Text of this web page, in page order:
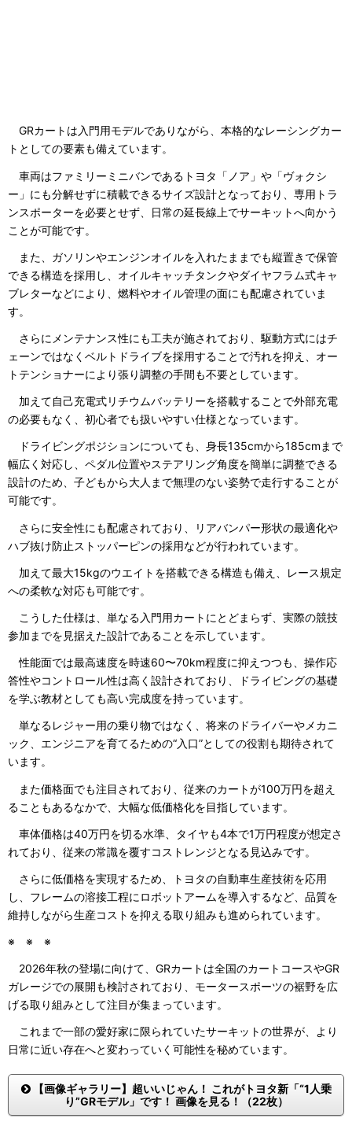
GRカートは入門用モデルでありながら、本格的なレーシングカー
トとしての要素も備えています。
車両はファミリーミニバンであるトヨタ「ノア」や「ヴォクシ
ー」にも分解せずに積載できるサイズ設計となっており、専用トラ
ンスポーターを必要とせず、日常の延長線上でサーキットへ向かう
ことが可能です。
また、ガソリンやエンジンオイルを入れたままでも縦置きで保管
できる構造を採用し、オイルキャッチタンクやダイヤフラム式キャ
ブレターなどにより、燃料やオイル管理の面にも配慮されていま
す。
さらにメンテナンス性にも工夫が施されており、駆動方式にはチ
ェーンではなくベルトドライブを採用することで汚れを抑え、オー
トテンショナーにより張り調整の手間も不要としています。
加えて自己充電式リチウムバッテリーを搭載することで外部充電
の必要もなく、初心者でも扱いやすい仕様となっています。
ドライビングポジションについても、身長135cmから185cmまで
幅広く対応し、ペダル位置やステアリング角度を簡単に調整できる
設計のため、子どもから大人まで無理のない姿勢で走行することが
可能です。
さらに安全性にも配慮されており、リアバンパー形状の最適化や
ハブ抜け防止ストッパーピンの採用などが行われています。
加えて最大15kgのウエイトを搭載できる構造も備え、レース規定
への柔軟な対応も可能です。
こうした仕様は、単なる入門用カートにとどまらず、実際の競技
参加までを見据えた設計であることを示しています。
性能面では最高速度を時速60〜70km程度に抑えつつも、操作応
答性やコントロール性は高く設計されており、ドライビングの基礎
を学ぶ教材としても高い完成度を持っています。
単なるレジャー用の乗り物ではなく、将来のドライバーやメカニ
ック、エンジニアを育てるための“入口”としての役割も期待されて
います。
また価格面でも注目されており、従来のカートが100万円を超え
ることもあるなかで、大幅な低価格化を目指しています。
車体価格は40万円を切る水準、タイヤも4本で1万円程度が想定さ
れており、従来の常識を覆すコストレンジとなる見込みです。
さらに低価格を実現するため、トヨタの自動車生産技術を応用
し、フレームの溶接工程にロボットアームを導入するなど、品質を
維持しながら生産コストを抑える取り組みも進められています。
※ ※ ※
2026年秋の登場に向けて、GRカートは全国のカートコースやGR
ガレージでの展開も検討されており、モータースポーツの裾野を広
げる取り組みとして注目が集まっています。
これまで一部の愛好家に限られていたサーキットの世界が、より
日常に近い存在へと変わっていく可能性を秘めています。
【画像ギャラリー】超いいじゃん！ これがトヨタ新「“1人乗
り”GRモデル」です！ 画像を見る！（22枚）